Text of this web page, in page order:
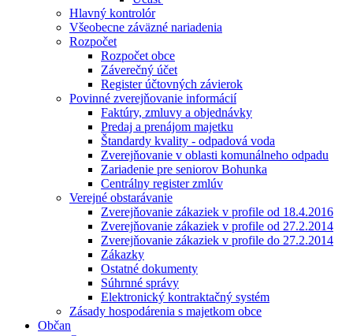
Hlavný kontrolór
Všeobecne záväzné nariadenia
Rozpočet
Rozpočet obce
Záverečný účet
Register účtovných závierok
Povinné zverejňovanie informácií
Faktúry, zmluvy a objednávky
Predaj a prenájom majetku
Štandardy kvality - odpadová voda
Zverejňovanie v oblasti komunálneho odpadu
Zariadenie pre seniorov Bohunka
Centrálny register zmlúv
Verejné obstarávanie
Zverejňovanie zákaziek v profile od 18.4.2016
Zverejňovanie zákaziek v profile od 27.2.2014
Zverejňovanie zákaziek v profile do 27.2.2014
Zákazky
Ostatné dokumenty
Súhrnné správy
Elektronický kontraktačný systém
Zásady hospodárenia s majetkom obce
Občan